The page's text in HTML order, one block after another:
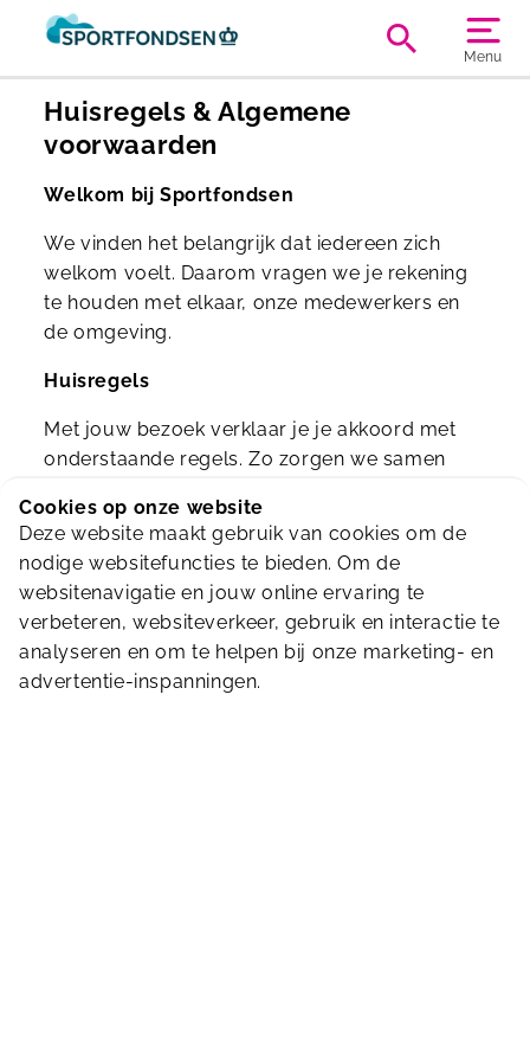
Menu
Huisregels & Algemene
voorwaarden
Welkom bij Sportfondsen
We vinden het belangrijk dat iedereen zich
welkom voelt. Daarom vragen we je rekening
te houden met elkaar, onze medewerkers en
de omgeving.
Huisregels
Met jouw bezoek verklaar je je akkoord met
onderstaande regels. Zo zorgen we samen
voor jou én voor onze andere gasten.
hier de huisregels van Sportfondsenin het
Nederlands, Engels en Arabisch.
Algemene voorwaarden
In onze accommodatie zijn er algemene
voorwaarden van toepassing. Je leest ze
Cookies op onze website
Deze website maakt gebruik van cookies om de
nodige websitefuncties te bieden. Om de
websitenavigatie en jouw online ervaring te
verbeteren, websiteverkeer, gebruik en interactie te
analyseren en om te helpen bij onze marketing- en
advertentie-inspanningen.